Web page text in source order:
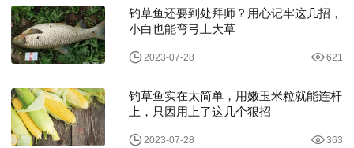
钓草鱼还要到处拜师？用心记牢这几招，
小白也能弯弓上大草
2023-07-28 621
钓草鱼实在太简单，用嫩玉米粒就能连杆
上，只因用上了这几个狠招
2023-07-28 363